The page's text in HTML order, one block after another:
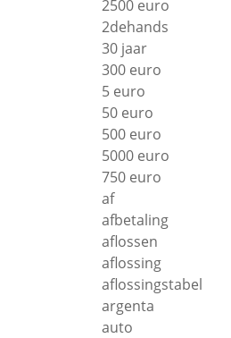
2500 euro
2dehands
30 jaar
300 euro
5 euro
50 euro
500 euro
5000 euro
750 euro
af
afbetaling
aflossen
aflossing
aflossingstabel
argenta
auto